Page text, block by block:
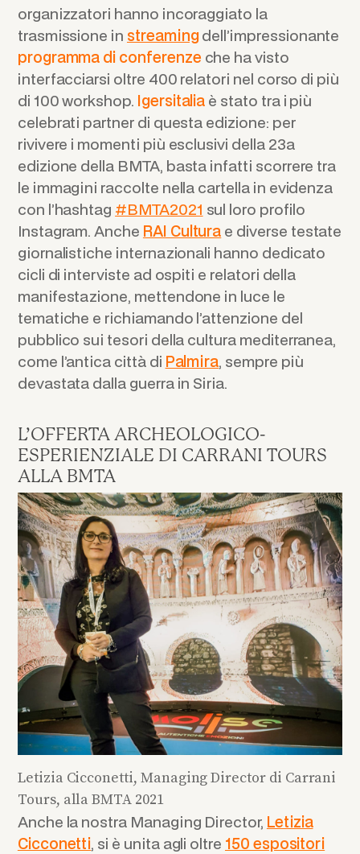
organizzatori hanno incoraggiato la
trasmissione in streamingdell’impressionante
programma di conferenze che ha visto
interfacciarsi oltre 400 relatori nel corso di più
di 100 workshop. Igersitalia è stato tra i più
celebrati partner di questa edizione: per
rivivere i momenti più esclusivi della 23a
edizione della BMTA, basta infatti scorrere tra
le immagini raccolte nella cartella in evidenza
con l’hashtag #BMTA2021 sul loro profilo
Instagram. Anche RAI Cultura e diverse testate
giornalistiche internazionali hanno dedicato
cicli di interviste ad ospiti e relatori della
manifestazione, mettendone in luce le
tematiche e richiamando l’attenzione del
pubblico sui tesori della cultura mediterranea,
come l’antica città di Palmira, sempre più
devastata dalla guerra in Siria.
L’OFFERTA ARCHEOLOGICO-
ESPERIENZIALE DI CARRANI TOURS
ALLA BMTA
Letizia Cicconetti, Managing Director di Carrani
Tours, alla BMTA 2021
Anche la nostra Managing Director, Letizia
Cicconetti, si è unita agli oltre 150 espositori